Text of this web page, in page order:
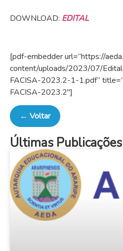
DOWNLOAD: EDITAL
[pdf-embedder url=”https://
content/uploads/2023/07/
FACISA-2023.2-1-1.pdf”
FACISA-2023.2″]
← Voltar
Últimas Publicações